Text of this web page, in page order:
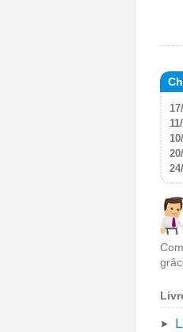
Bourse
Crédit
Defisc
Livrets
SCPI